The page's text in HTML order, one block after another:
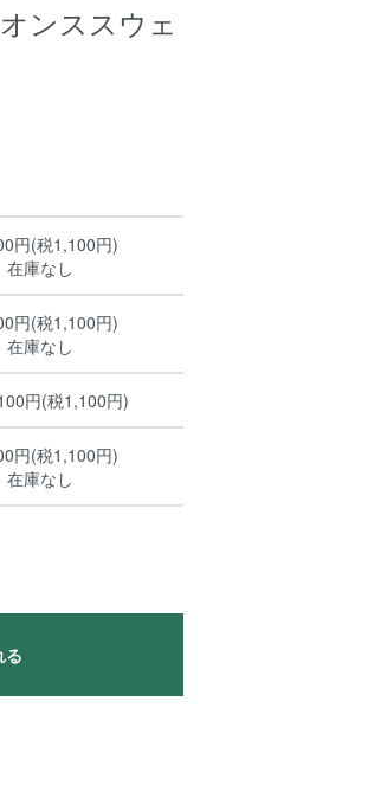
ンススウェ
円(税1,100円)
在庫なし
円(税1,100円)
在庫なし
円(税1,100円)
円(税1,100円)
在庫なし
る